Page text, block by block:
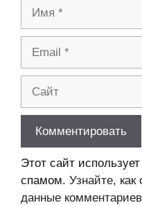
Этот сайт
спамом. Узнайте,
данные комментариев